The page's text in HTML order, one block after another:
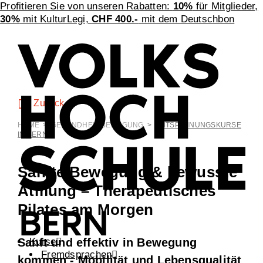
Profitieren Sie von unseren Rabatten: 10% für Mitglieder,
30%mit KulturLegi,CHF 400.- mit dem Deutschbon
Kurse
Fremdsprachen
Zurück
HOME > GESUNDHEIT BEWEGUNG >
ENTSPANNUNGSKURSE
IN BERN
Sanfte Bewegung & bewusste
Atmung – Therapeutisches
Pilates am Morgen
Sanft und effektiv in Bewegung
kommen - Mobilität und Lebensqualität